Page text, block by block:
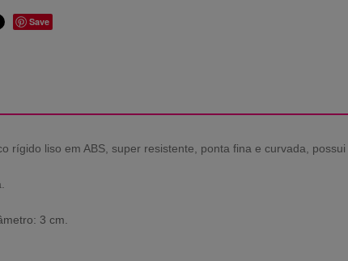
Save
rígido liso em ABS, super resistente, ponta fina e curvada,
3 cm.